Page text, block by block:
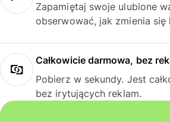
Zapamiętaj swoje ulubione
obserwować, jak zmienia się
Całkowicie darmowa, bez
Pobierz w sekundy. Jest
bez irytujących reklam.